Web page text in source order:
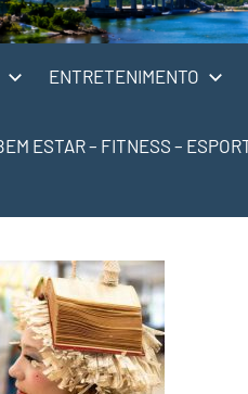
ENTRETENIMENTO
ESTAR – FITNESS –